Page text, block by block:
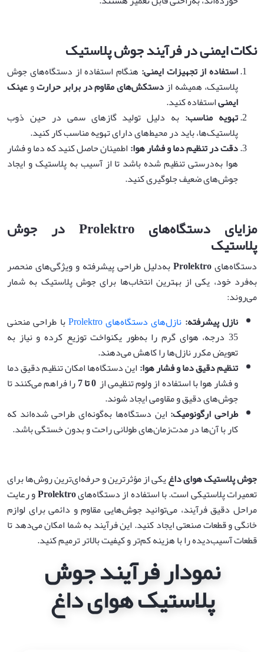
نکات ایمنی در فرآیند جوش پلاستیک
استفاده از تجهیزات ایمنی: هنگام استفاده از دستگاه‌های جوش
پلاستیک، همیشه ازدستکش‌های مقاوم در برابر حرارتوعینک
ایمنیاستفاده کنید.
تهویه مناسب: به دلیل تولید گازهای سمی در حین ذوب
پلاستیک‌ها، باید در محیط‌های دارای تهویه مناسب کار کنید.
دقت در تنظیم دما و فشار هوا:اطمینان حاصل کنید که دما و فشار
هوا به‌درستی تنظیم شده باشد تا از آسیب به پلاستیک و ایجاد
جوش‌های ضعیف جلوگیری کنید.
مزایای دستگاه‌های در جوش
پلاستیک
دستگاه‌هایProlektroبه‌دلیل طراحی پیشرفته و ویژگی‌های منحصر
به‌فرد خود، یکی از بهترین انتخاب‌ها برای جوش پلاستیک به شمار
می‌روند:
نازل پیشرفته: نازل‌های دستگاه‌های Prolektro
با طراحی منحنی
35 درجه، هوای گرم را به‌طور یکنواخت توزیع کرده و نیاز به
تعویض مکرر نازل‌ها را کاهش می‌دهند.
تنظیم دقیق دما و فشار هوا:این دستگاه‌ها امکان تنظیم دقیق دما
و فشار هوا با استفاده از ولوم تنظیمی از0تا 7 را فراهم می‌کنند تا
جوش‌های دقیق و مقاومی ایجاد شوند.
طراحی ارگونومیک: این دستگاه‌ها به‌گونه‌ای طراحی شده‌اند که
کار با آن‌ها در مدت‌زمان‌های طولانی راحت و بدون خستگی باشد.
جوش پلاستیک هوای داغیکی از مؤثرترین و حرفه‌ای‌ترین روش‌ها برای
تعمیرات پلاستیکی است. با استفاده از دستگاه‌هایProlektroو رعایت
مراحل دقیق فرآیند، می‌توانید جوش‌هایی مقاوم و دائمی برای لوازم
خانگی و قطعات صنعتی ایجاد کنید. این فرآیند به شما امکان می‌دهد تا
قطعات آسیب‌دیده را با هزینه کم‌تر و کیفیت بالاتر ترمیم کنید.
نمودار فرآیند جوش
پلاستیک هوای داغ